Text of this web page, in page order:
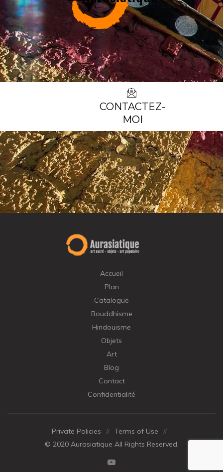
CONTACTEZ-
MOI
Accueil
Plan
Catalogue
Bouddhisme
Hindouisme
Objets
Art
Blog
Contact
Confidentialité
Private Policies // Terms of Use
//
© 2020 Aurasiatique All Rights Reserved.